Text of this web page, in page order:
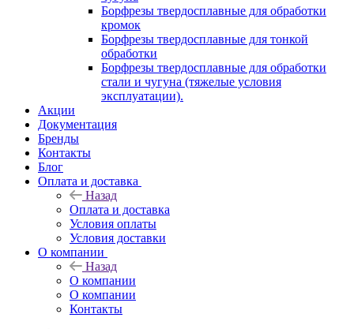
Борфрезы твердосплавные для обработки
кромок
Борфрезы твердосплавные для тонкой
обработки
Борфрезы твердосплавные для обработки
стали и чугуна (тяжелые условия
эксплуатации).
Акции
Документация
Бренды
Контакты
Блог
Оплата и доставка
Назад
Оплата и доставка
Условия оплаты
Условия доставки
О компании
Назад
О компании
О компании
Контакты